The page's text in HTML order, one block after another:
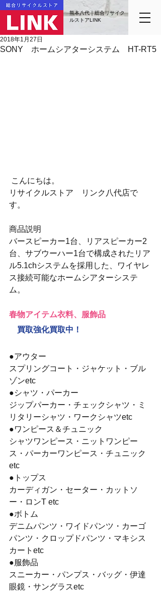
熊本八代｜総合リサイク
ルストアLINK
SONY ホームシアターシステム HT-RT5
2018年1月27日
こんにちは。
リサイクルストア　リンク八代店で
す。
商品説明
バースピーカー1台、リアスピーカー2
台、サブウーハー1台で構成されたリア
ル5.1chシステムを採用した、ワイヤレ
ス接続可能なホームシアターシステ
ム。
春物アイテム衣料、服飾品
買取強化買取中！
●アウター
スプリングコート・ジャケット・ブル
ゾンetc
●シャツ・パーカー
ジップパーカー・チェックシャツ・ミ
リタリーシャツ・ワークシャツetc
●ワンピース＆チュニック
シャツワンピース・ニットワンピー
ス・パーカーワンピース・チュニック
etc
●トップス
カーディガン・セーター・カットソ
ー・ロンT etc
●ボトム
デニムパンツ・ワイドパンツ・カーゴ
パンツ・クロップドパンツ・マキシス
カートetc
●服飾品
スニーカー・パンプス・バッグ・伊達
眼鏡・サングラスetc